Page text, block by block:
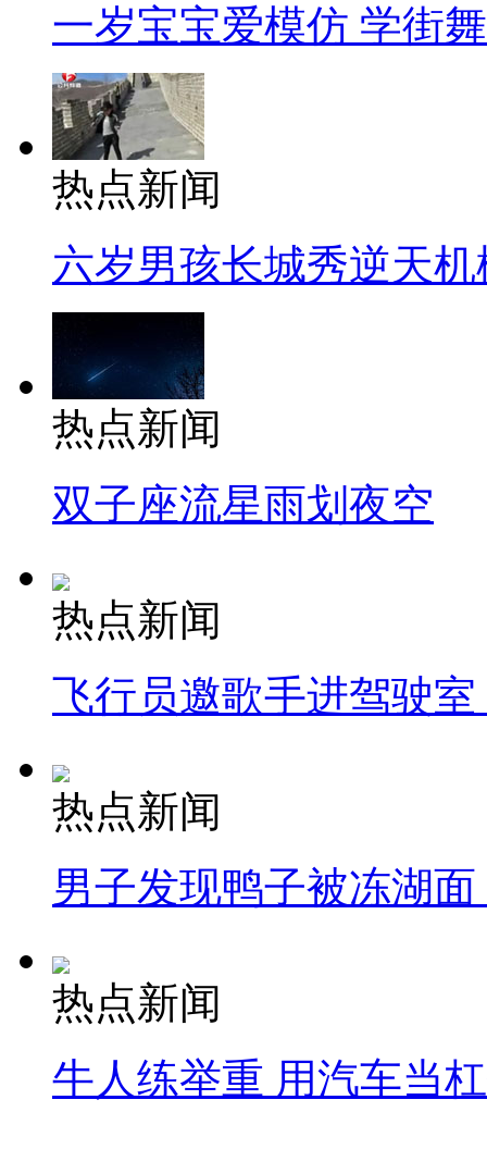
一岁宝宝爱模仿 学街
热点新闻
六岁男孩长城秀逆天机
热点新闻
双子座流星雨划夜空
热点新闻
飞行员邀歌手进驾驶
热点新闻
男子发现鸭子被冻湖
热点新闻
牛人练举重 用汽车当